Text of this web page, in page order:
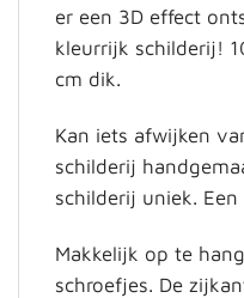
er een 3D effect
kleurrijk schilderij!
cm dik.
Kan iets afwijken
schilderij
schilderij uniek.
Makkelijk op te
schroefjes. De